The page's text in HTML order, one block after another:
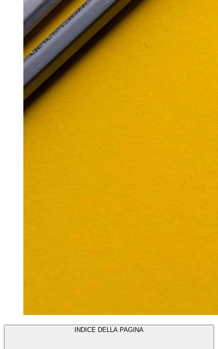
INDICE DELLA PAGINA